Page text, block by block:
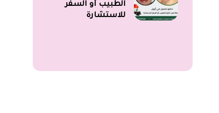
الطبيب أو السفر
للاستشارة